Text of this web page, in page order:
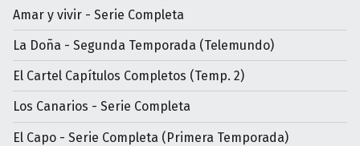
Amar y vivir - Serie Completa
La Doña - Segunda Temporada (Telemundo)
El Cartel Capítulos Completos (Temp. 2)
Los Canarios - Serie Completa
El Capo - Serie Completa (Primera Temporada)